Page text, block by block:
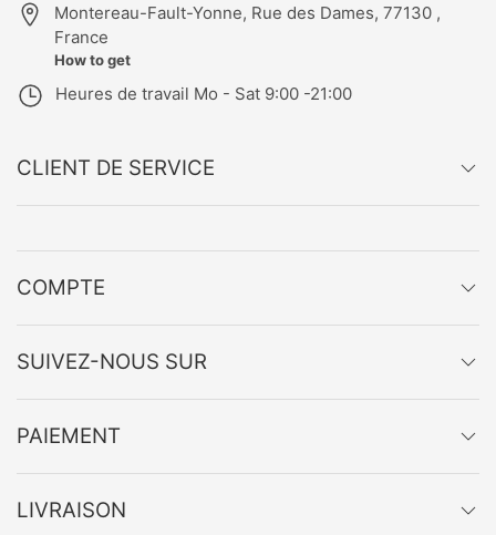
Montereau-Fault-Yonne, Rue des Dames, 77130 ,
France
How to get
Heures de travail Mo - Sat 9:00 -21:00
CLIENT DE SERVICE
COMPTE
SUIVEZ-NOUS SUR
PAIEMENT
LIVRAISON